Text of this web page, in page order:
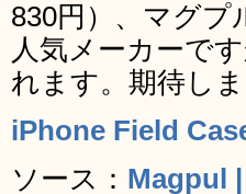
830円）、マグプ
人気メーカーで
れます。期待しま
iPhone Field
ソース： Magpul